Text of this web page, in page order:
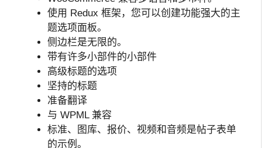
使用 Redux 框架，您可以创建功能强大的主
题选项面板。
侧边栏是无限的。
带有许多小部件的小部件
高级标题的选项
坚持的标题
准备翻译
与 WPML 兼容
标准、图库、报价、视频和音频是帖子表单
的示例。